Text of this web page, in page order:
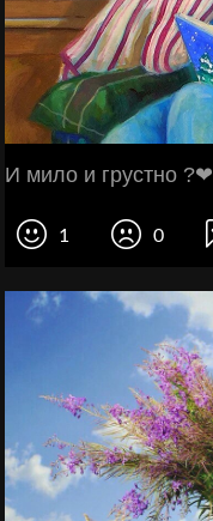
И мило и грустно ?❤
1 0